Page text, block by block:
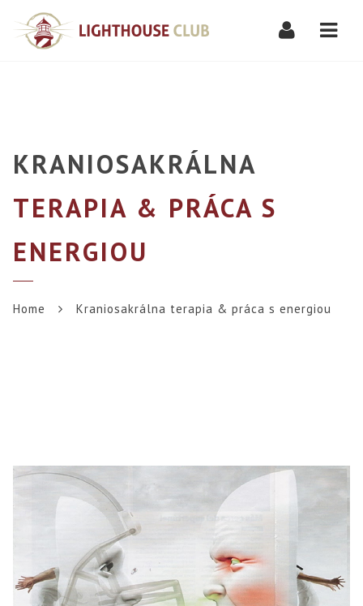
KRANIOSAKRÁLNA
TERAPIA & PRÁCA S
ENERGIOU
Home Kraniosakrálna terapia & práca s energiou